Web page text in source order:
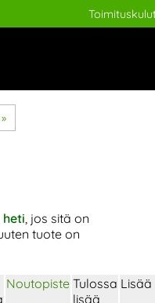
‪»
heti, jos sitä on
tuote on
Noutopiste Tulossa
lisää